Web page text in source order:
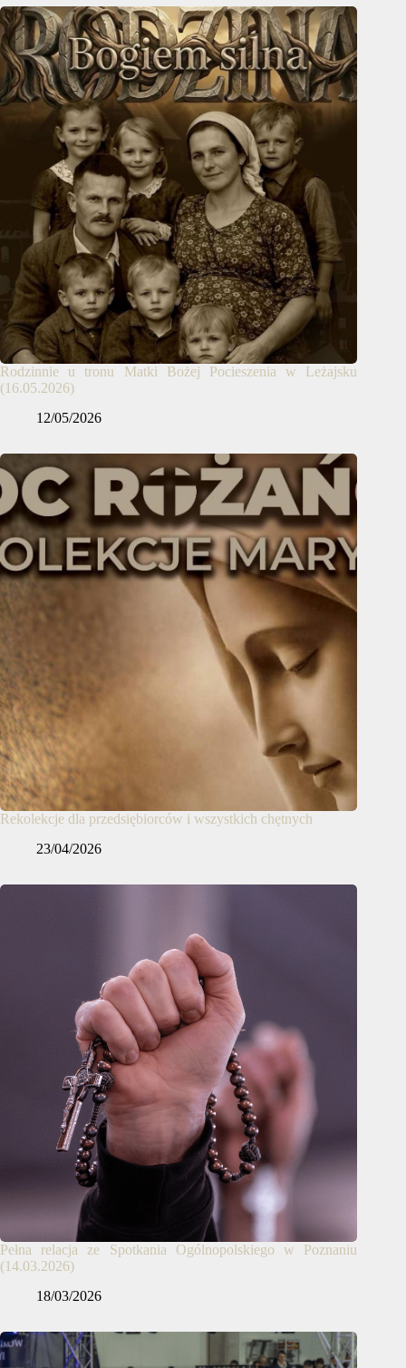
Rodzinnie u tronu Matki Bożej Pocieszenia w Leżajsku
(16.05.2026)
12/05/2026
Rekolekcje dla przedsiębiorców i wszystkich chętnych
23/04/2026
Pełna relacja ze Spotkania Ogólnopolskiego w Poznaniu
(14.03.2026)
18/03/2026